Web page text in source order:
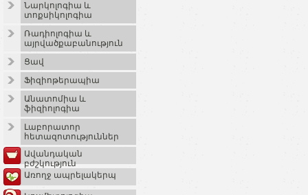
Նարկոլոգիա և
տոքսիկոլոգիա
Ռադիոլոգիա և
այրվածքաբանություն
Ցավ
Ֆիզիոթերապիա
Անատոմիա և
ֆիզիոլոգիա
Լաբորատոր
հետազոտություններ
Ավանդական
բժշկություն
Առողջ ապրելակերպ